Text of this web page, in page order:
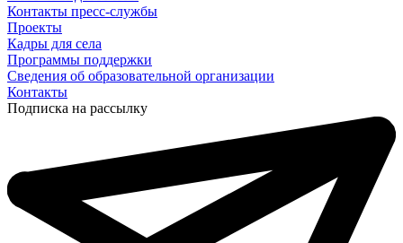
Контакты пресс-службы
Проекты
Кадры для села
Программы поддержки
Сведения об образовательной организации
Контакты
Подписка на рассылку